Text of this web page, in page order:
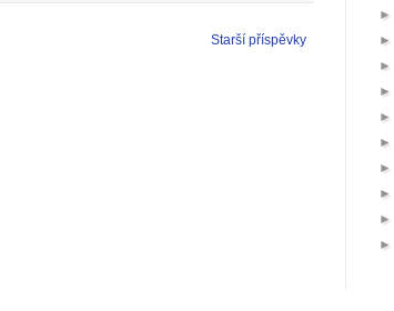
Starší příspěvky
►
►
►
►
►
►
►
►
►
►